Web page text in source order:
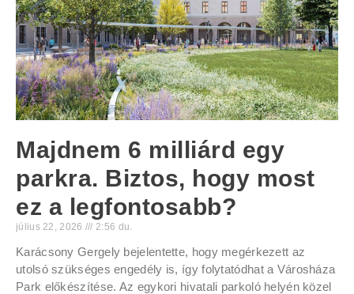
Majdnem 6 milliárd egy
parkra. Biztos, hogy most
ez a legfontosabb?
július 22, 2026 2:56 du.
Karácsony Gergely bejelentette, hogy megérkezett az
utolsó szükséges engedély is, így folytatódhat a Városháza
Park előkészítése. Az egykori hivatali parkoló helyén közel